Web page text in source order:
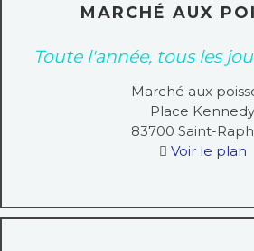
MARCHÉ AUX
Toute l'année, tous les
Marché aux
Place Kennedy
83700 Saint-
Voir le plan